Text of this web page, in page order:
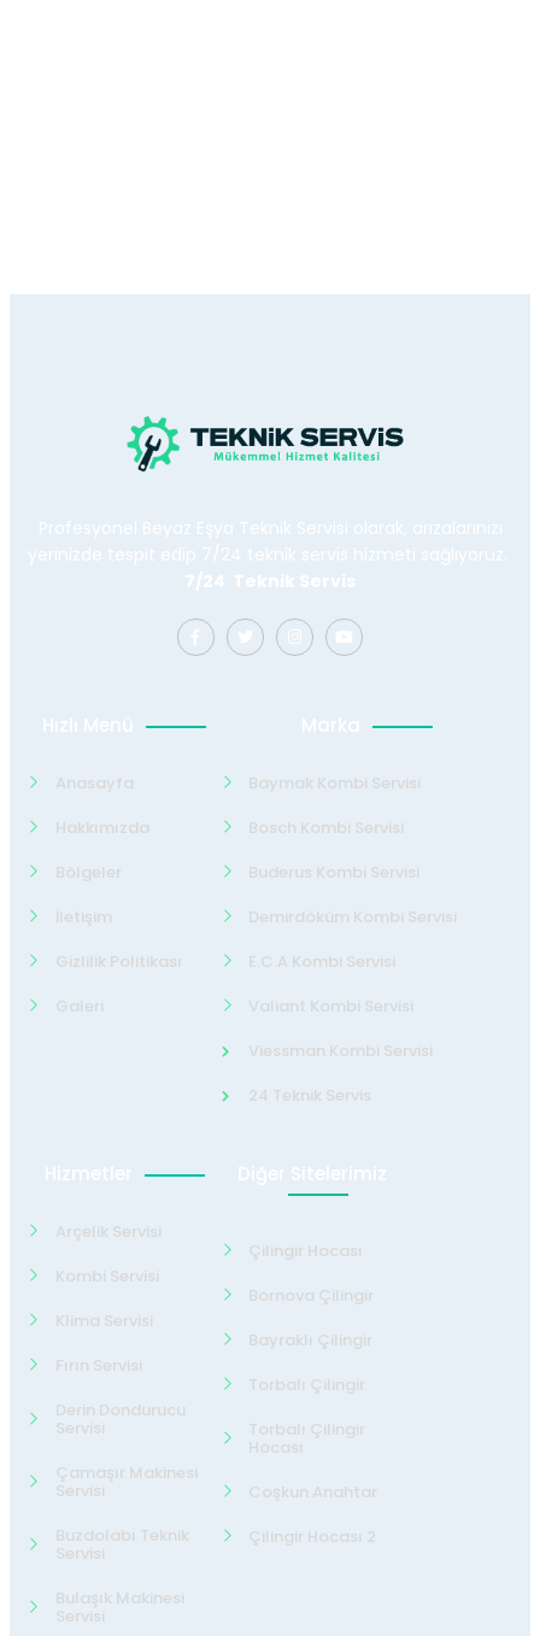
Profesyonel Beyaz Eşya Teknik Servisi olarak, arızalarınızı
yerinizde tespit edip 7/24 teknik servis hizmeti sağlıyoruz.
7/24 Teknik Servis
Hızlı Menü
Anasayfa
Hakkımızda
Bölgeler
İletişim
Gizlilik Politikası
Galeri
Marka
Baymak Kombi Servisi
Bosch Kombi Servisi
Buderus Kombi Servisi
Demirdöküm Kombi Servisi
E.C.A Kombi Servisi
Valiant Kombi Servisi
Viessman Kombi Servisi
24 Teknik Servis
Hizmetler
Arçelik Servisi
Kombi Servisi
Klima Servisi
Fırın Servisi
Derin Dondurucu
Servisi
Çamaşır Makinesi
Servisi
Buzdolabı Teknik
Servisi
Bulaşık Makinesi
Servisi
Diğer Sitelerimiz
Çilingir Hocası
Bornova Çilingir
Bayraklı Çilingir
Torbalı Çilingir
Torbalı Çilingir
Hocası
Coşkun Anahtar
Çilingir Hocası 2